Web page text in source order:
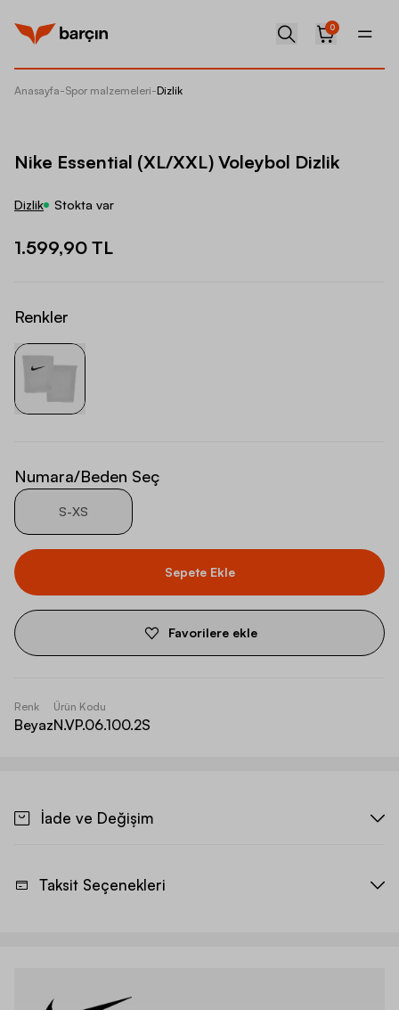
0
Anasayfa-Spor malzemeleri-Dizlik
Nike Essential (XL/XXL) Voleybol Dizlik
Dizlik Stokta var
1.599,90 TL
Renkler
Numara/Beden Seç
S-XS
Sepete Ekle
Favorilere ekle
Renk
Beyaz
Ürün Kodu
N.VP.06.100.2S
İade ve Değişim
Taksit Seçenekleri